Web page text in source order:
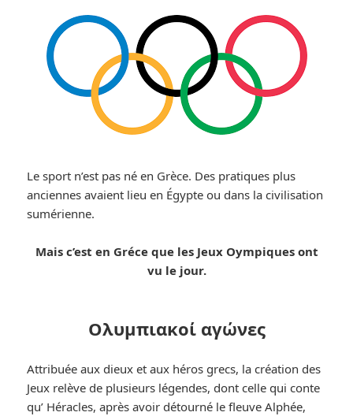
Le sport n’est pas né en Grèce. Des pratiques plus
anciennes avaient lieu en Égypte ou dans la civilisation
sumérienne.
Mais c’est en Gréce que les Jeux Oympiques ont
vu le jour.
Ολυμπιακοί αγώνες
Attribuée aux dieux et aux héros grecs, la création des
Jeux relève de plusieurs légendes, dont celle qui conte
qu’ Héracles, après avoir détourné le fleuve Alphée,